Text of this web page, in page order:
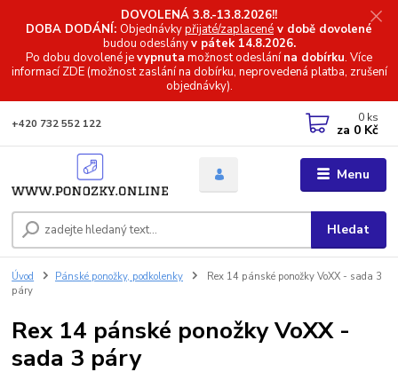
DOVOLENÁ 3.8.-13.8.2026!!
DOBA DODÁNÍ: Objednávkypřijaté/zaplacené v době dovolené
budou odeslányv pátek 14.8.2026.
Po dobu dovolené jevypnuta možnost odeslánína dobírku. Více
informacíZDE (možnost zaslání na dobírku, neprovedená platba, zrušení
objednávky).
Menu
Hledat
+420 732 552 122 0 ks
za 0 Kč
Úvod Pánské ponožky, podkolenky
Rex 14 pánské ponožky VoXX - sada 3
páry
Rex 14 pánské ponožky VoXX -
sada 3 páry